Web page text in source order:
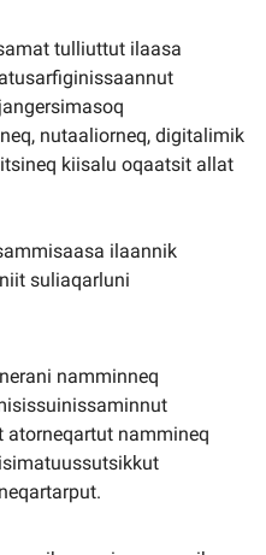
tulliuttut ilaasa
nutaaliorneq, digitalimik
kiisalu oqaatsit allat
ilaannik
suliaqarluni
namminneq
atorneqartut nammineq